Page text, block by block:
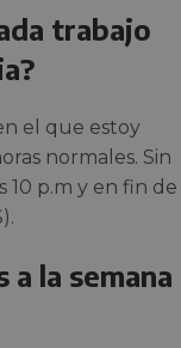
trabajo
el que estoy
normales. Sin
10 p.m y en fin de
a la semana